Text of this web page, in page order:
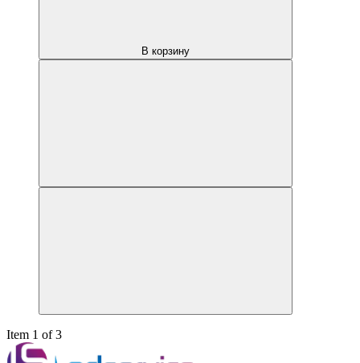
В корзину
Item 1 of 3